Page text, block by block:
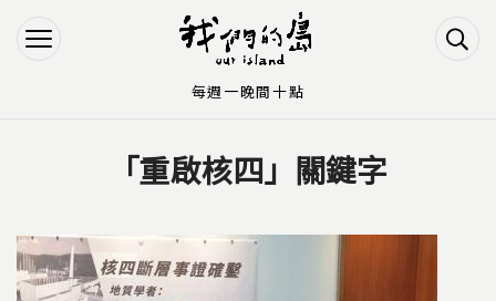
Jump to Navigation
Jump to Main content
「重啟核四」關鍵字
每週一晚間十點